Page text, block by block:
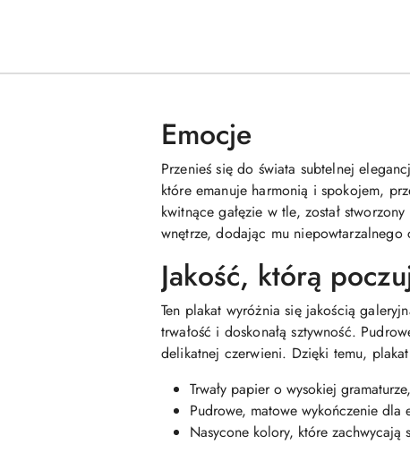
Emocje
Przenieś się do świata subtelnej
które emanuje harmonią i spokojem,
kwitnące gałęzie w tle, został
wnętrze, dodając mu niepowtarzalnego
Jakość, którą
Ten plakat wyróżnia się jakością
trwałość i doskonałą sztywność.
delikatnej czerwieni. Dzięki temu,
Trwały papier o wysokiej
Pudrowe, matowe wykończenie dla
Nasycone kolory, które zachwycają